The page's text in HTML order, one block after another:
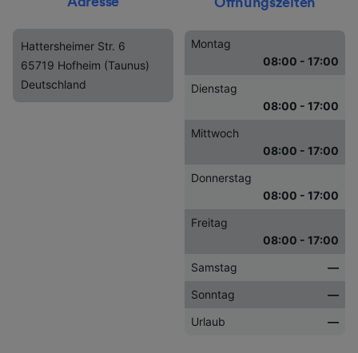
Hattersheimer Str. 6
65719 Hofheim (Taunus)
Deutschland
Montag
08:00 - 17:00
Dienstag
08:00 - 17:00
Mittwoch
08:00 - 17:00
Donnerstag
08:00 - 17:00
Freitag
08:00 - 17:00
Samstag
—
Sonntag
—
Urlaub
—